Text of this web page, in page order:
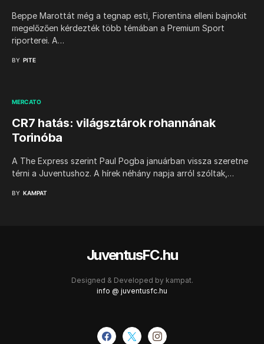
Beppe Marottát még a tegnap esti, Fiorentina elleni bajnokit
megelőzően kérdezték több témában a Premium Sport
riporterei. A…
BY PITE
MERCATO
CR7 hatás: világsztárok rohannának
Torinóba
A The Express szerint Paul Pogba januárban vissza szeretne
térni a Juventushoz. A hírek néhány napja arról szóltak,…
BY KAMPAT
JuventusFC.hu
Designed & Developed by kampat.
info @ juventusfc.hu